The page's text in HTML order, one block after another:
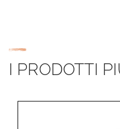
I PRODOTTI